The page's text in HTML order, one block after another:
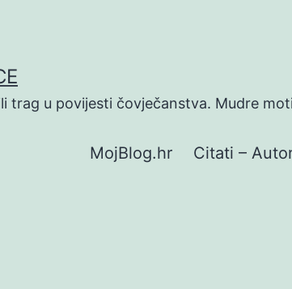
trag u povijesti čovječanstva. Mudre
MojBlog.hr Citati –